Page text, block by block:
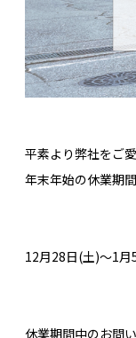
平素より弊社をご
年末年始の休業期
12月28日(土)〜1月
休業期間中のお問